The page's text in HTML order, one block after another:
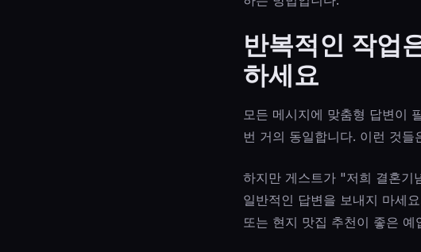
반복적인 작업
하세요
모든 메시지에 맞춤형 답변이
번 거의 동일합니다. 이런 것들
하지만 게스트가 "저희 결혼기
일반적인 답변을 보내지 마세
또는 현지 맛집 추천이 좋은 예